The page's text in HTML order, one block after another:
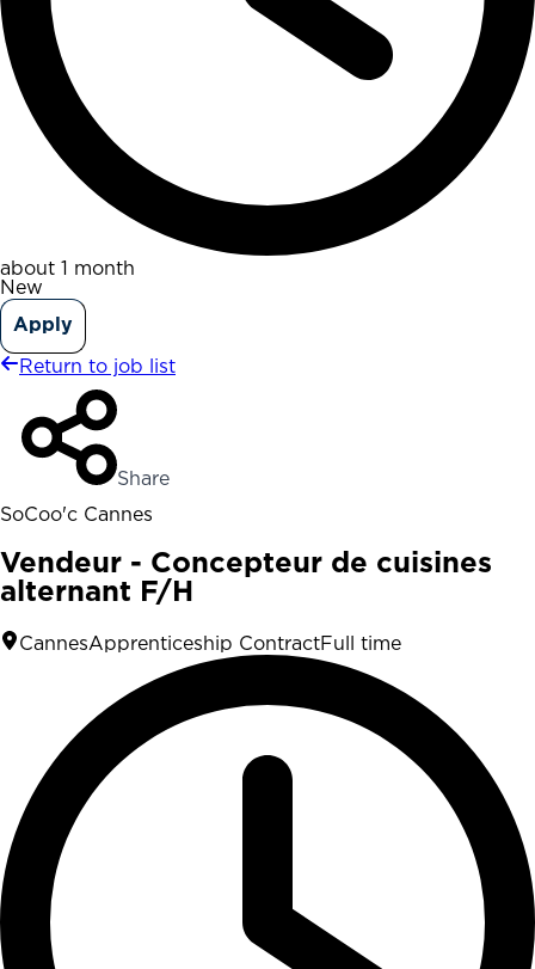
about 1 month
New
Apply
Return to job list
Share
SoCoo'c Cannes
Vendeur - Concepteur de cuisines
alternant F/H
CannesApprenticeship ContractFull time